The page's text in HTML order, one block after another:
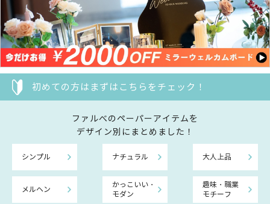
初めての方はまずはこちらをチェック！
ファルべのペーパーアイテムを
デザイン別にまとめました！
シンプル ナチュラル 大人上品
メルヘン
かっこいい・
モダン
趣味・職業
モチーフ